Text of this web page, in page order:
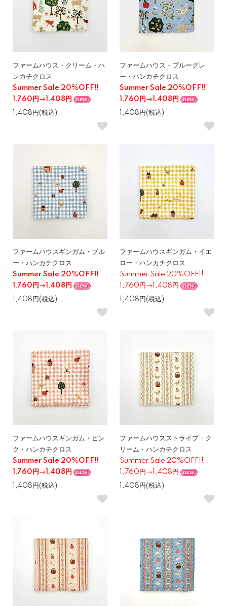
ファームハウス・クリーム・ハ
ンカチクロス
Summer Sale 20%OFF!!
1,760円→1,408円
1,408円(税込)
ファームハウス・ブルーグレ
ー・ハンカチクロス
Summer Sale 20%OFF!!
1,760円→1,408円
1,408円(税込)
ファームハウスギンガム・ブル
ー・ハンカチクロス
Summer Sale 20%OFF!!
1,760円→1,408円
1,408円(税込)
ファームハウスギンガム・イエ
ロー・ハンカチクロス
Summer Sale 20%OFF!!
1,760円→1,408円
1,408円(税込)
ファームハウスギンガム・ピン
ク・ハンカチクロス
Summer Sale 20%OFF!!
1,760円→1,408円
1,408円(税込)
ファームハウスストライプ・ク
リーム・ハンカチクロス
Summer Sale 20%OFF!!
1,760円→1,408円
1,408円(税込)